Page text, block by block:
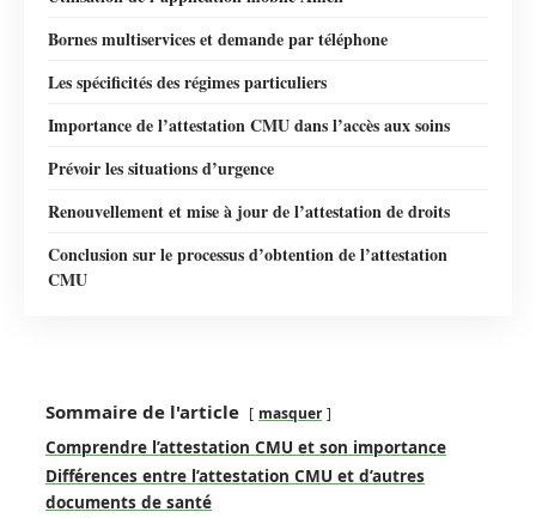
Bornes multiservices et demande par téléphone
Les spécificités des régimes particuliers
Importance de l’attestation CMU dans l’accès aux soins
Prévoir les situations d’urgence
Renouvellement et mise à jour de l’attestation de droits
Conclusion sur le processus d’obtention de l’attestation
CMU
Sommaire de l'article masquer
Comprendre l’attestation CMU et son importance
Différences entre l’attestation CMU et d’autres
documents de santé